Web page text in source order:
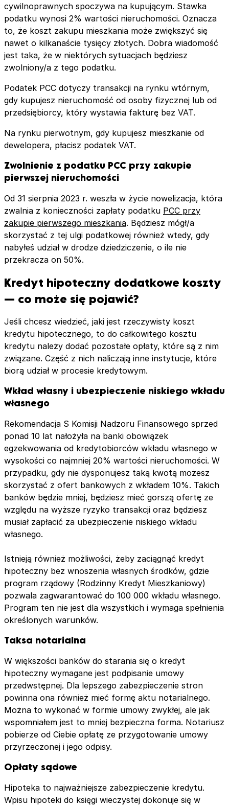
cywilnoprawnych spoczywa na kupującym. Stawka
podatku wynosi 2% wartości nieruchomości. Oznacza
to, że koszt zakupu mieszkania może zwiększyć się
nawet o kilkanaście tysięcy złotych. Dobra wiadomość
jest taka, że w niektórych sytuacjach będziesz
zwolniony/a z tego podatku.
Podatek PCC dotyczy transakcji na rynku wtórnym,
gdy kupujesz nieruchomość od osoby fizycznej lub od
przedsiębiorcy, który wystawia fakturę bez VAT.
Na rynku pierwotnym, gdy kupujesz mieszkanie od
dewelopera, płacisz podatek VAT.
Zwolnienie z podatku PCC przy zakupie
pierwszej nieruchomości
Od 31 sierpnia 2023 r. weszła w życie nowelizacja, która
zwalnia z konieczności zapłaty podatku PCC przy
zakupie pierwszego mieszkania. Będziesz mógł/a
skorzystać z tej ulgi podatkowej również wtedy, gdy
nabyłeś udział w drodze dziedziczenie, o ile nie
przekracza on 50%.
Kredyt hipoteczny dodatkowe koszty
— co może się pojawić?
Jeśli chcesz wiedzieć, jaki jest rzeczywisty koszt
kredytu hipotecznego, to do całkowitego kosztu
kredytu należy dodać pozostałe opłaty, które są z nim
związane. Część z nich naliczają inne instytucje, które
biorą udział w procesie kredytowym.
Wkład własny i ubezpieczenie niskiego wkładu
własnego
Rekomendacja S Komisji Nadzoru Finansowego sprzed
ponad 10 lat nałożyła na banki obowiązek
egzekwowania od kredytobiorców wkładu własnego w
wysokości co najmniej 20% wartości nieruchomości. W
przypadku, gdy nie dysponujesz taką kwotą możesz
skorzystać z ofert bankowych z wkładem 10%. Takich
banków będzie mniej, będziesz mieć gorszą ofertę ze
względu na wyższe ryzyko transakcji oraz będziesz
musiał zapłacić za ubezpieczenie niskiego wkładu
własnego.
Istnieją również możliwości, żeby zaciągnąć kredyt
hipoteczny bez wnoszenia własnych środków, gdzie
program rządowy (Rodzinny Kredyt Mieszkaniowy)
pozwala zagwarantować do 100 000 wkładu własnego.
Program ten nie jest dla wszystkich i wymaga spełnienia
określonych warunków.
Taksa notarialna
W większości banków do starania się o kredyt
hipoteczny wymagane jest podpisanie umowy
przedwstępnej. Dla lepszego zabezpieczenie stron
powinna ona również mieć formę aktu notarialnego.
Można to wykonać w formie umowy zwykłej, ale jak
wspomniałem jest to mniej bezpieczna forma. Notariusz
pobierze od Ciebie opłatę ze przygotowanie umowy
przyrzeczonej i jego odpisy.
Opłaty sądowe
Hipoteka to najważniejsze zabezpieczenie kredytu.
Wpisu hipoteki do księgi wieczystej dokonuje się w